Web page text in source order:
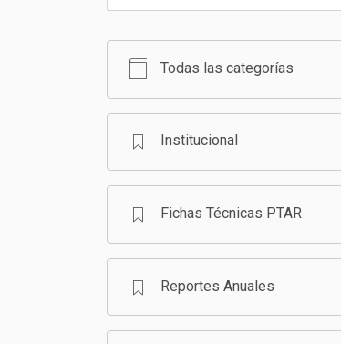
Todas las categorías
Institucional
Fichas Técnicas PTAR
Reportes Anuales